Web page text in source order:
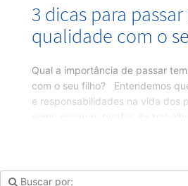
3 dicas para
qualidade com o
Qual a importância de passar
com o seu filho? Entendemos
e responsabilidades na vida dos
como escapar, tarefas do
tenha uma qualidade de vida